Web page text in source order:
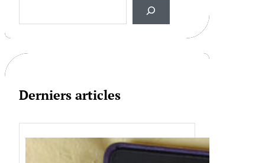
a
h
Derniers articles